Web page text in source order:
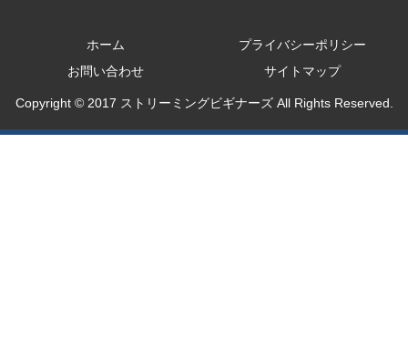
ホーム
プライバシーポリシー
お問い合わせ
サイトマップ
Copyright © 2017 ストリーミングビギナーズ All Rights Reserved.